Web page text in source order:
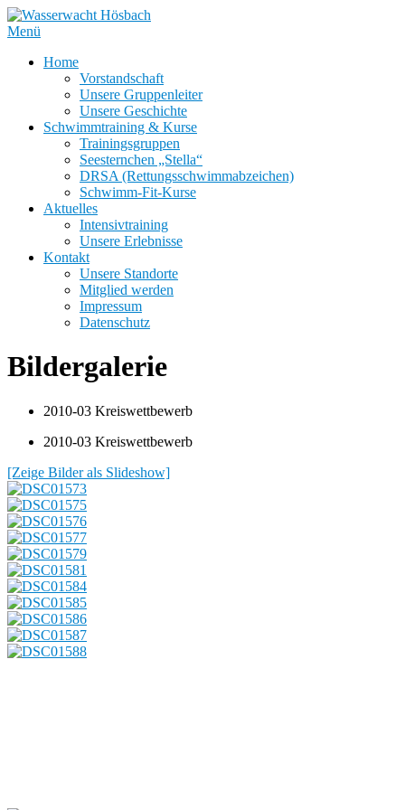
Zum
Inhalt
Menü
Home
Vorstandschaft
Unsere Gruppenleiter
Unsere Geschichte
Schwimmtraining & Kurse
Trainingsgruppen
Seesternchen „Stella“
DRSA (Rettungsschwimmabzeichen)
Schwimm-Fit-Kurse
Aktuelles
Intensivtraining
Unsere Erlebnisse
Kontakt
Unsere Standorte
Mitglied werden
Impressum
Datenschutz
Bildergalerie
2010-03 Kreiswettbewerb
2010-03 Kreiswettbewerb
[Zeige Bilder als Slideshow]